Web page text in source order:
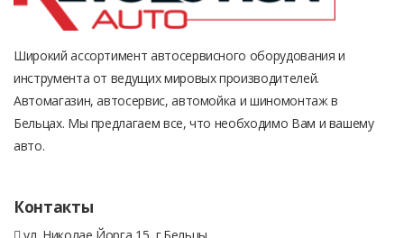
Широкий ассортимент автосервисного оборудования и
инструмента от ведущих мировых производителей.
Автомагазин, автосервис, автомойка и шиномонтаж в
Бельцах. Мы предлагаем все, что необходимо Вам и вашему
авто.
Контакты
ул. Николае Йорга 15, г.Бельцы